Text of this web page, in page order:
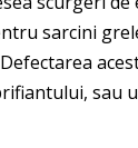
sarcini
sau